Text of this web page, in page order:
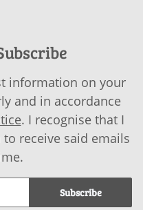
information on your
and in accordance
. I recognise that I
receive said emails
Subscribe